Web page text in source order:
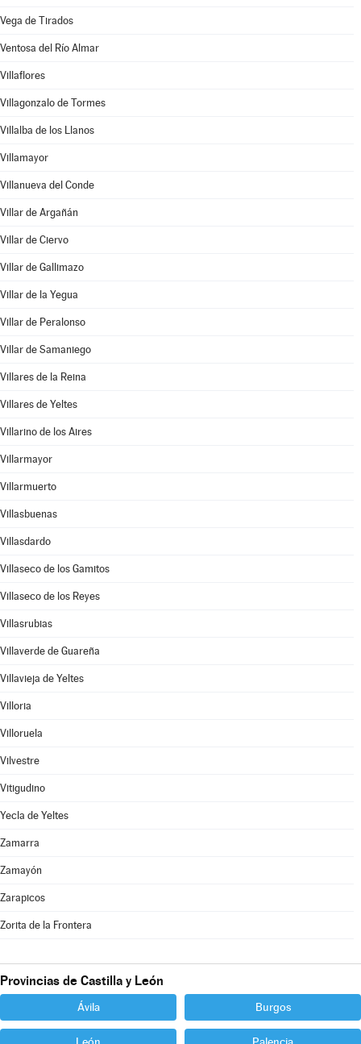
Vega de Tirados
Ventosa del Río Almar
Villaflores
Villagonzalo de Tormes
Villalba de los Llanos
Villamayor
Villanueva del Conde
Villar de Argañán
Villar de Ciervo
Villar de Gallimazo
Villar de la Yegua
Villar de Peralonso
Villar de Samaniego
Villares de la Reina
Villares de Yeltes
Villarino de los Aires
Villarmayor
Villarmuerto
Villasbuenas
Villasdardo
Villaseco de los Gamitos
Villaseco de los Reyes
Villasrubias
Villaverde de Guareña
Villavieja de Yeltes
Villoria
Villoruela
Vilvestre
Vitigudino
Yecla de Yeltes
Zamarra
Zamayón
Zarapicos
Zorita de la Frontera
Provincias de Castilla y León
Ávila Burgos